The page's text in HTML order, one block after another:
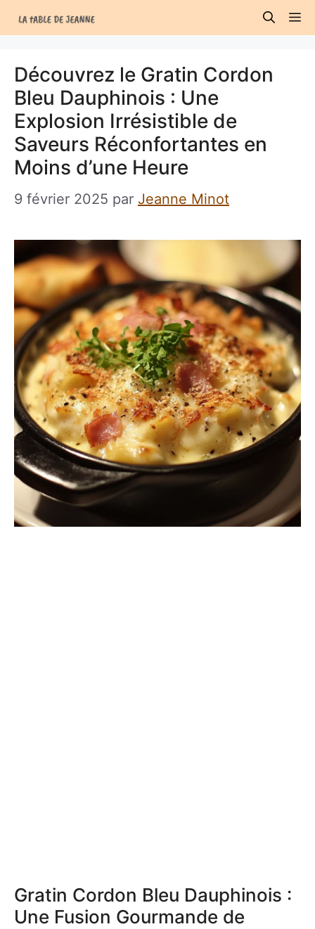
au
Découvrez le Gratin Cordon
Bleu Dauphinois : Une
Explosion Irrésistible de
Saveurs Réconfortantes en
Moins d’une Heure
9 février 2025 par Jeanne Minot
Gratin Cordon Bleu Dauphinois :
Une Fusion Gourmande de